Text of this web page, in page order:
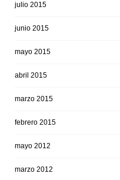
julio 2015
junio 2015
mayo 2015
abril 2015
marzo 2015
febrero 2015
mayo 2012
marzo 2012